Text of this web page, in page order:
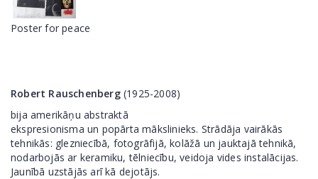
Poster for peace
Robert Rauschenberg(1925-2008)
bija amerikāņu abstraktā
ekspresionisma un popārta mākslinieks. Strādāja vairākās
tehnikās: glezniecībā, fotogrāfijā,kolāžā un jauktajā tehnikā,
nodarbojās ar keramiku,tēlniecību, veidoja videsinstalācijas.
Jaunībā uzstājās arī kā dejotājs.